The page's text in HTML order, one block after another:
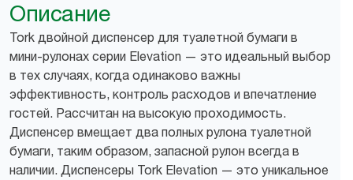
Описание
Tork двойной диспенсер для туалетной бумаги в
мини-рулонах серии Elevation — это идеальный выбор
в тех случаях, когда одинаково важны
эффективность, контроль расходов и впечатление
гостей. Рассчитан на высокую проходимость.
Диспенсер вмещает два полных рулона туалетной
бумаги, таким образом, запасной рулон всегда в
наличии. Диспенсеры Tork Elevation — это уникальное